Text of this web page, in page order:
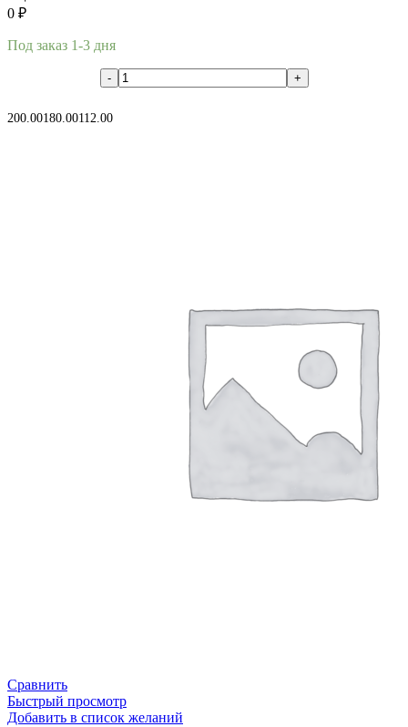
0 ₽
Под заказ 1-3 дня
200.00180.00112.00
Сравнить
Быстрый просмотр
Добавить в список желаний